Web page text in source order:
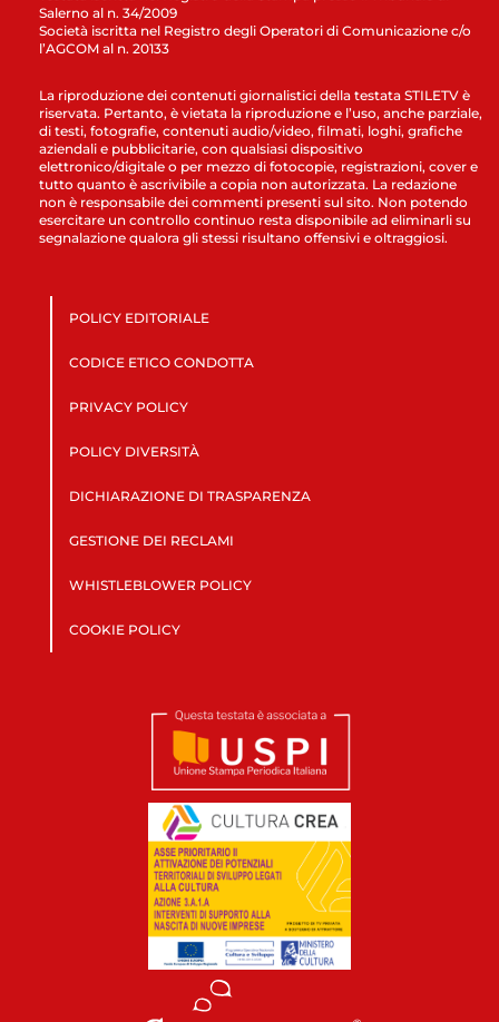
Salerno al n. 34/2009
Società iscritta nel Registro degli Operatori di Comunicazione c/o
l’AGCOM al n. 20133
La riproduzione dei contenuti giornalistici della testata STILETV è
riservata. Pertanto, è vietata la riproduzione e l’uso, anche parziale,
di testi, fotografie, contenuti audio/video, filmati, loghi, grafiche
aziendali e pubblicitarie, con qualsiasi dispositivo
elettronico/digitale o per mezzo di fotocopie, registrazioni, cover e
tutto quanto è ascrivibile a copia non autorizzata. La redazione
non è responsabile dei commenti presenti sul sito. Non potendo
esercitare un controllo continuo resta disponibile ad eliminarli su
segnalazione qualora gli stessi risultano offensivi e oltraggiosi.
POLICY EDITORIALE
CODICE ETICO CONDOTTA
PRIVACY POLICY
POLICY DIVERSITÀ
DICHIARAZIONE DI TRASPARENZA
GESTIONE DEI RECLAMI
WHISTLEBLOWER POLICY
COOKIE POLICY